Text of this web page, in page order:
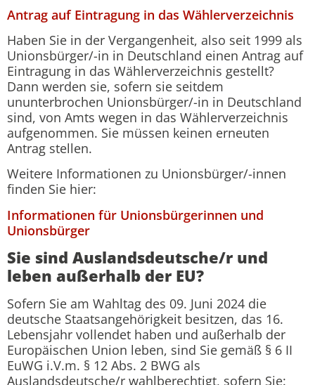
Antrag auf Eintragung in das Wählerverzeichnis
Haben Sie in der Vergangenheit, also seit 1999 als
Unionsbürger/-in in Deutschland einen Antrag auf
Eintragung in das Wählerverzeichnis gestellt?
Dann werden sie, sofern sie seitdem
ununterbrochen Unionsbürger/-in in Deutschland
sind, von Amts wegen in das Wählerverzeichnis
aufgenommen. Sie müssen keinen erneuten
Antrag stellen.
Weitere Informationen zu Unionsbürger/-innen
finden Sie hier:
Informationen für Unionsbürgerinnen und
Unionsbürger
Sie sind Auslandsdeutsche/r und
leben außerhalb der EU?
Sofern Sie am Wahltag des 09. Juni 2024 die
deutsche Staatsangehörigkeit besitzen, das 16.
Lebensjahr vollendet haben und außerhalb der
Europäischen Union leben, sind Sie gemäß § 6 II
EuWG i.V.m. § 12 Abs. 2 BWG als
Auslandsdeutsche/r wahlberechtigt, sofern Sie: